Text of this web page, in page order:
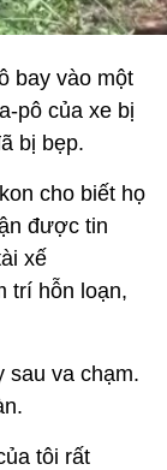
bay vào một
pô của xe bị
bị bẹp.
cho biết họ
được tin
xế
trí hỗn loạn,
sau va chạm.
tôi rất